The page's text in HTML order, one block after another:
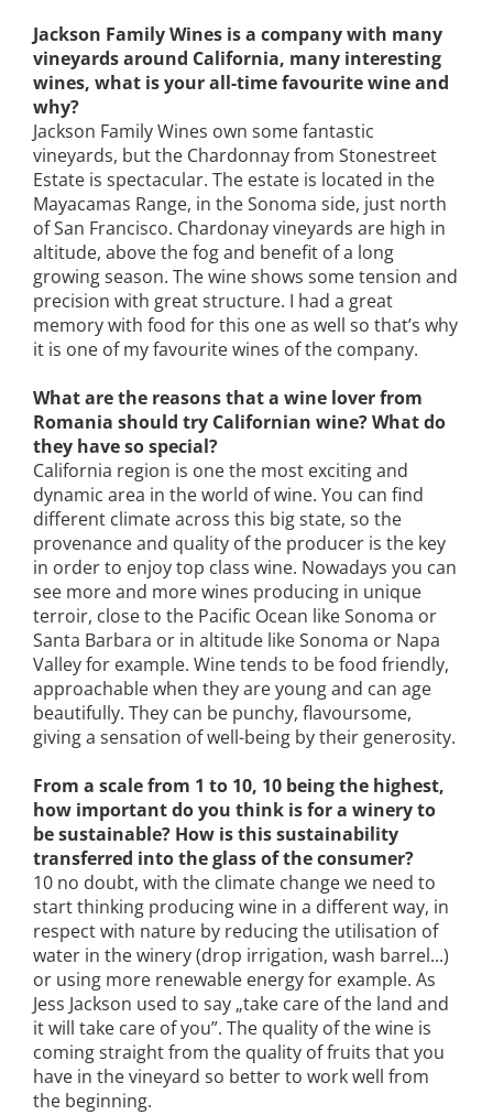
Jackson Family Wines is a company with many
vineyards around California, many interesting
wines, what is your all-time favourite wine and
why?
Jackson Family Wines own some fantastic
vineyards, but the Chardonnay from Stonestreet
Estate is spectacular. The estate is located in the
Mayacamas Range, in the Sonoma side, just north
of San Francisco. Chardonay vineyards are high in
altitude, above the fog and benefit of a long
growing season. The wine shows some tension and
precision with great structure. I had a great
memory with food for this one as well so that’s why
it is one of my favourite wines of the company.
What are the reasons that a wine lover from
Romania should try Californian wine? What do
they have so special?
California region is one the most exciting and
dynamic area in the world of wine. You can find
different climate across this big state, so the
provenance and quality of the producer is the key
in order to enjoy top class wine. Nowadays you can
see more and more wines producing in unique
terroir, close to the Pacific Ocean like Sonoma or
Santa Barbara or in altitude like Sonoma or Napa
Valley for example. Wine tends to be food friendly,
approachable when they are young and can age
beautifully. They can be punchy, flavoursome,
giving a sensation of well-being by their generosity.
From a scale from 1 to 10, 10 being the highest,
how important do you think is for a winery to
be sustainable? How is this sustainability
transferred into the glass of the consumer?
10 no doubt, with the climate change we need to
start thinking producing wine in a different way, in
respect with nature by reducing the utilisation of
water in the winery (drop irrigation, wash barrel...)
or using more renewable energy for example. As
Jess Jackson used to say „take care of the land and
it will take care of you”. The quality of the wine is
coming straight from the quality of fruits that you
have in the vineyard so better to work well from
the beginning.